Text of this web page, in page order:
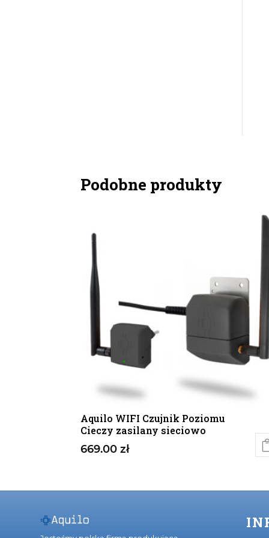
Podobne produkty
Aquilo WIFI Czujnik Poziomu
Cieczy zasilany sieciowo
669.00zł